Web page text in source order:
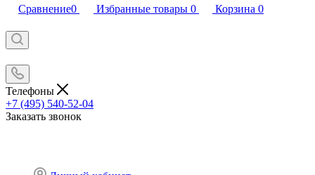
Сравнение0 Избранные товары 0 Корзина 0
Телефоны
+7 (495) 540-52-04
Заказать звонок